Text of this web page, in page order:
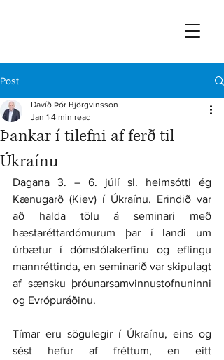
Post
Þankar í tilefni af ferð til
Úkraínu
Davíð Þór Björgvinsson
Jan 1 4 min read
Dagana 3. – 6. júlí sl. heimsótti ég
Kænugarð (Kiev) í Úkraínu. Erindið var
að halda tölu á seminari með
hæstaréttardómurum þar í landi um
úrbætur í dómstólakerfinu og eflingu
mannréttinda, en seminarið var skipulagt
af sænsku þróunarsamvinnustofnuninni
og Evrópuráðinu.
Tímar eru sögulegir í Úkraínu, eins og
sést hefur af fréttum, en eitt